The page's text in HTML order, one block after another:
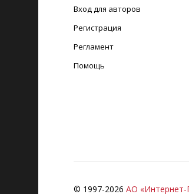
Вход для авторов
Регистрация
Регламент
Помощь
© 1997-2026 АО «Интернет-